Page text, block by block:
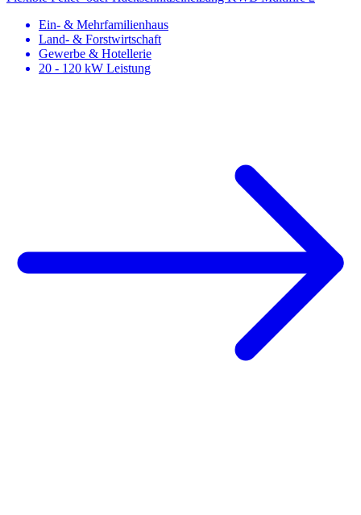
Ein- & Mehrfamilienhaus
Land- & Forstwirtschaft
Gewerbe & Hotellerie
20 - 120 kW Leistung